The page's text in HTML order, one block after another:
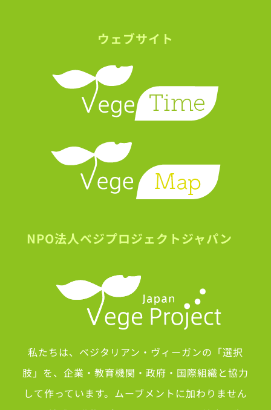
ウェブサイト
NPO法人ベジプロジェクトジャパン
私たちは、ベジタリアン・ヴィーガンの「選択
肢」を、企業・教育機関・政府・国際組織と協力
して作っています。ムーブメントに加わりません